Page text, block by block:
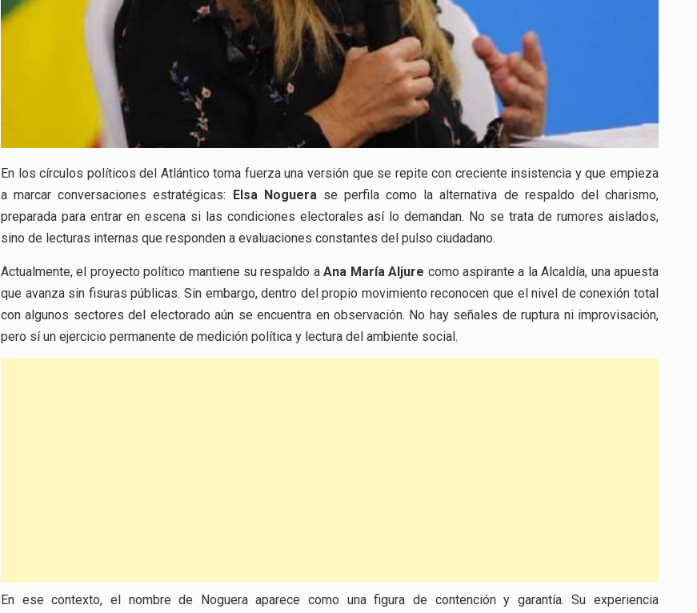
En los círculos políticos del Atlántico toma fuerza una versión que se repite con creciente insistencia y que empieza
a marcar conversaciones estratégicas:
Elsa Noguerase perfila como la alternativa de respaldo del charismo,
preparada para entrar en escena si las condiciones electorales así lo demandan. No se trata de rumores aislados,
sino de lecturas internas que responden a evaluaciones constantes del pulso ciudadano.
Actualmente, el proyecto político mantiene su respaldo aAna María Aljure como aspirante a la Alcaldía, una apuesta
que avanza sin fisuras públicas. Sin embargo, dentro del propio movimiento reconocen que el nivel de conexión total
con algunos sectores del electorado aún se encuentra en observación. No hay señales de ruptura ni improvisación,
pero sí un ejercicio permanente de medición política y lectura del ambiente social.
En ese contexto, el nombre de Noguera aparece como una figura de contención y garantía. Su experiencia